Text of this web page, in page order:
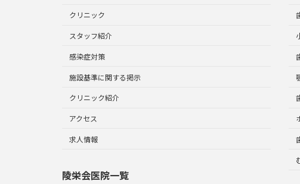
クリニック
スタッフ紹介
感染症対策
施設基準に関する掲示
クリニック紹介
アクセス
求人情報
陵栄会医院一覧